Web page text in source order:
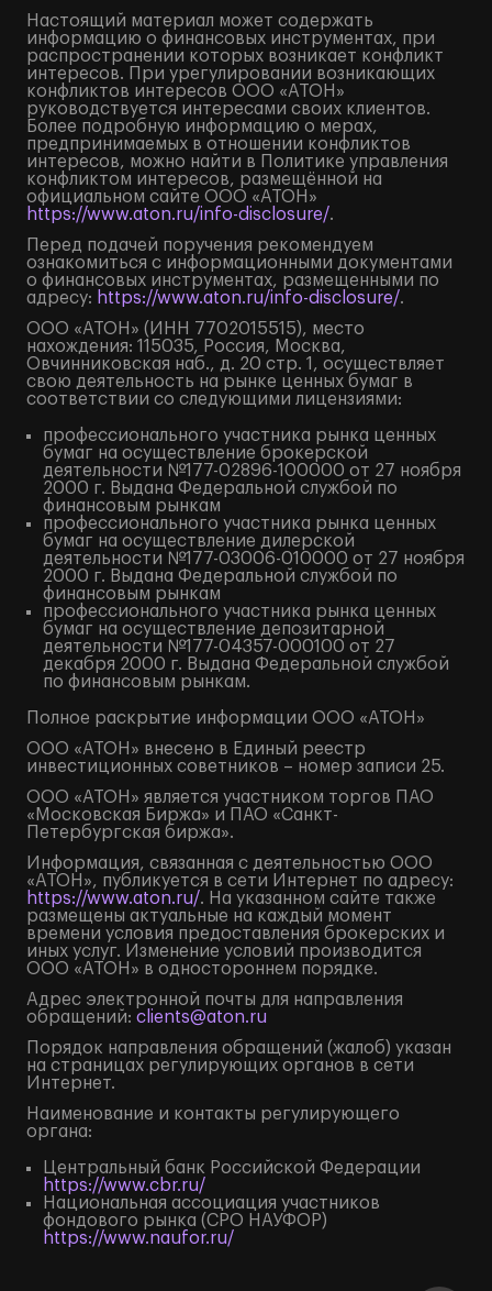
Настоящий материал может содержать
информацию о финансовых инструментах, при
распространении которых возникает конфликт
интересов. При урегулировании возникающих
конфликтов интересов ООО «АТОН»
руководствуется интересами своих клиентов.
Более подробную информацию о мерах,
предпринимаемых в отношении конфликтов
интересов, можно найти в Политике управления
конфликтом интересов, размещённой на
официальном сайте ООО «АТОН»
https://www.aton.ru/info-disclosure/.
Перед подачей поручения рекомендуем
ознакомиться с информационными документами
о финансовых инструментах, размещенными по
адресу: https://www.aton.ru/info-disclosure/.
ООО «АТОН» (ИНН 7702015515), место
нахождения: 115035, Россия, Москва,
Овчинниковская наб., д. 20 стр. 1, осуществляет
свою деятельность на рынке ценных бумаг в
соответствии со следующими лицензиями:
профессионального участника рынка ценных
бумаг на осуществление брокерской
деятельности №177-02896-100000 от 27 ноября
2000 г. Выдана Федеральной службой по
финансовым рынкам
профессионального участника рынка ценных
бумаг на осуществление дилерской
деятельности №177-03006-010000 от 27 ноября
2000 г. Выдана Федеральной службой по
финансовым рынкам
профессионального участника рынка ценных
бумаг на осуществление депозитарной
деятельности №177-04357-000100 от 27
декабря 2000 г. Выдана Федеральной службой
по финансовым рынкам.
Полное раскрытие информации ООО «АТОН»
ООО «АТОН» внесено в Единый реестр
инвестиционных советников – номер записи 25.
ООО «АТОН» является участником торгов ПАО
«Московская Биржа» и ПАО «Санкт-
Петербургская биржа».
Информация, связанная с деятельностью ООО
«АТОН», публикуется в сети Интернет по адресу:
https://www.aton.ru/. На указанном сайте также
размещены актуальные на каждый момент
времени условия предоставления брокерских и
иных услуг. Изменение условий производится
ООО «АТОН» в одностороннем порядке.
Адрес электронной почты для направления
обращений: clients@aton.ru
Порядок направления обращений (жалоб) указан
на страницах регулирующих органов в сети
Интернет.
Наименование и контакты регулирующего
органа:
Центральный банк Российской Федерации
https://www.cbr.ru/
Национальная ассоциация участников
фондового рынка (СРО НАУФОР)
https://www.naufor.ru/